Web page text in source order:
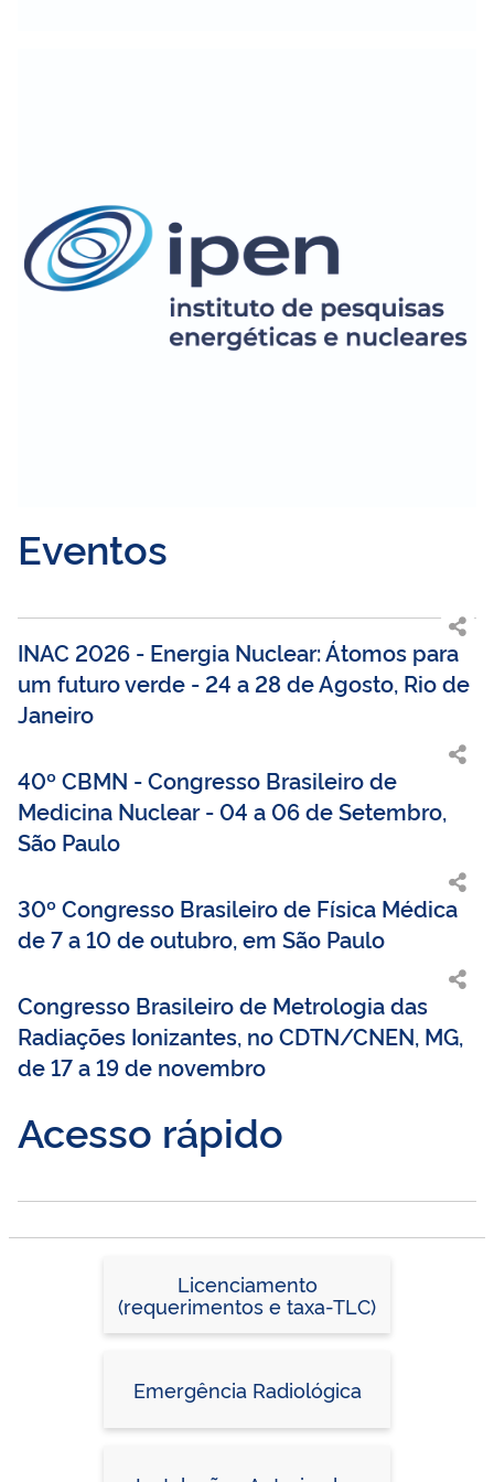
Eventos
INAC 2026 - Energia Nuclear: Átomos para
um futuro verde - 24 a 28 de Agosto, Rio de
Janeiro
40º CBMN - Congresso Brasileiro de
Medicina Nuclear - 04 a 06 de Setembro,
São Paulo
30º Congresso Brasileiro de Física Médica
de 7 a 10 de outubro, em São Paulo
Congresso Brasileiro de Metrologia das
Radiações Ionizantes, no CDTN/CNEN, MG,
de 17 a 19 de novembro
Acesso rápido
Licenciamento
(requerimentos e taxa-TLC)
Emergência Radiológica